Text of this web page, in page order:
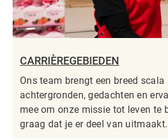
CARRIÈREGEBIEDEN
Ons team brengt een breed scala
achtergronden, gedachten en
mee om onze missie tot leven te
graag dat je er deel van uitmaakt.